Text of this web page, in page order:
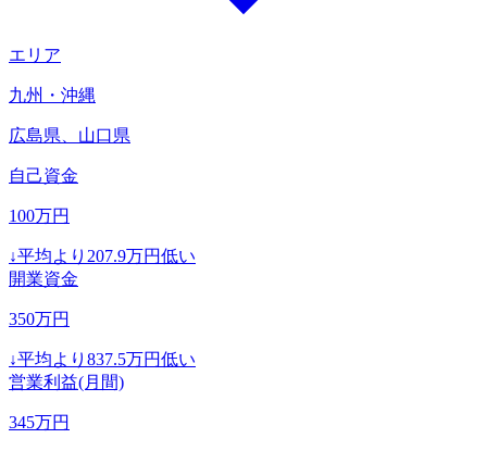
エリア
九州・沖縄
広島県、山口県
自己資金
100万円
↓平均より 207.9万円低い
開業資金
350万円
↓平均より 837.5万円低い
営業利益(月間)
345万円